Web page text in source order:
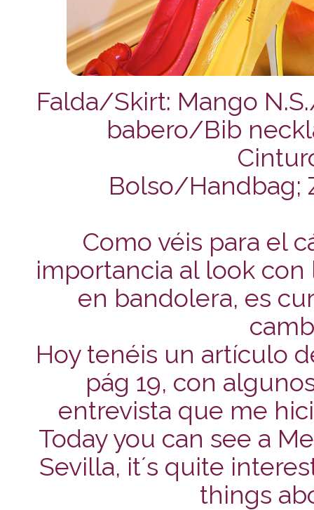
Falda/Skirt: Mango
babero/Bib
Bolso/Handbag;
Como véis para el
importancia al look
en bandolera, es
Hoy tenéis un artículo
pág 19, con
entrevista que me
Today you can see a
Sevilla, it´s quite
things